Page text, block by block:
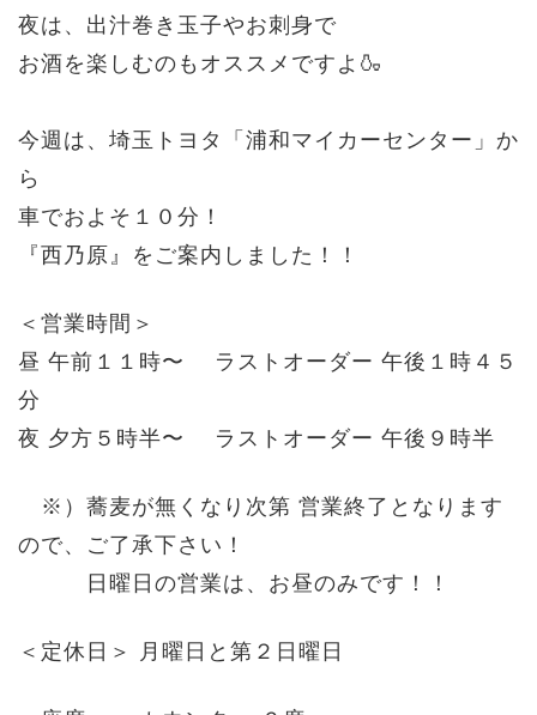
夜は、出汁巻き玉子やお刺身で
お酒を楽しむのもオススメですよ🍶
今週は、埼玉トヨタ「浦和マイカーセンター」か
ら
車でおよそ１０分！
『西乃原』をご案内しました！！
＜営業時間＞
昼 午前１１時〜 ラストオーダー 午後１時４５
分
夜 夕方５時半〜 ラストオーダー 午後９時半
※）蕎麦が無くなり次第 営業終了となります
ので、ご了承下さい！
日曜日の営業は、お昼のみです！！
＜定休日＞ 月曜日と第２日曜日